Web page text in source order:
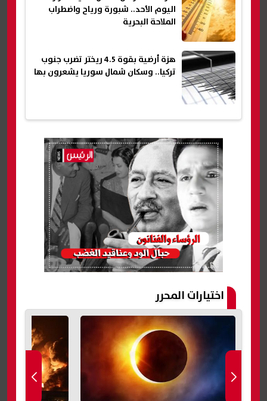
اليوم الأحد.. شبورة ورياح واضطراب
الملاحة البحرية
هزة أرضية بقوة 4.5 ريختر تضرب جنوب
تركيا.. وسكان شمال سوريا يشعرون بها
اختيارات المحرر